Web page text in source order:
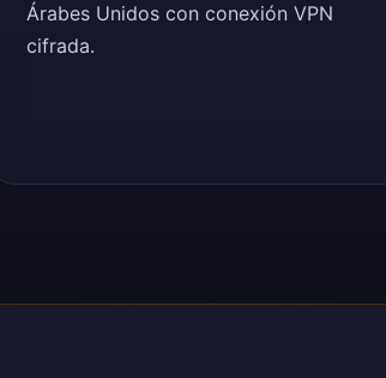
Árabes Unidos con conexión VPN
cifrada.